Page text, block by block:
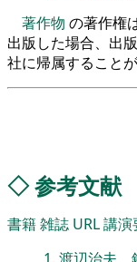
著作物 の著作権
出版した場合、出
社に帰属することが
◇参考文献
書籍雑誌 URL講演